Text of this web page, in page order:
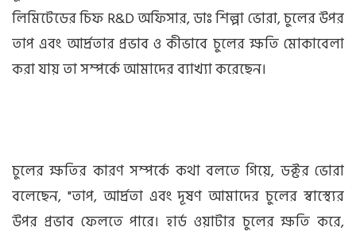
লিমিটেডের চিফ R&D অফিসার, ডাঃ শিল্পা ভোরা, চুলের উপর
তাপ এবং আর্দ্রতার প্রভাব ও কীভাবে চুলের ক্ষতি মোকাবেলা
করা যায় তা সম্পর্কে আমাদের ব্যাখ্যা করেছেন।
চুলের ক্ষতির কারণ সম্পর্কে কথা বলতে গিয়ে, ডক্টর ভোরা
বলেছেন, "তাপ, আর্দ্রতা এবং দূষণ আমাদের চুলের স্বাস্থ্যের
উপর প্রভাব ফেলতে পারে। হার্ড ওয়াটার চুলের ক্ষতি করে,